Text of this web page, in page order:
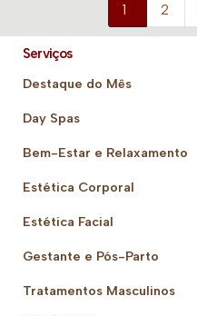
1 2
Serviços
Destaque do Mês
Day Spas
Bem-Estar e Relaxamento
Estética Corporal
Estética Facial
Gestante e Pós-Parto
Tratamentos Masculinos